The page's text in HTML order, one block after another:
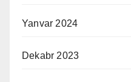
Yanvar 2024
Dekabr 2023